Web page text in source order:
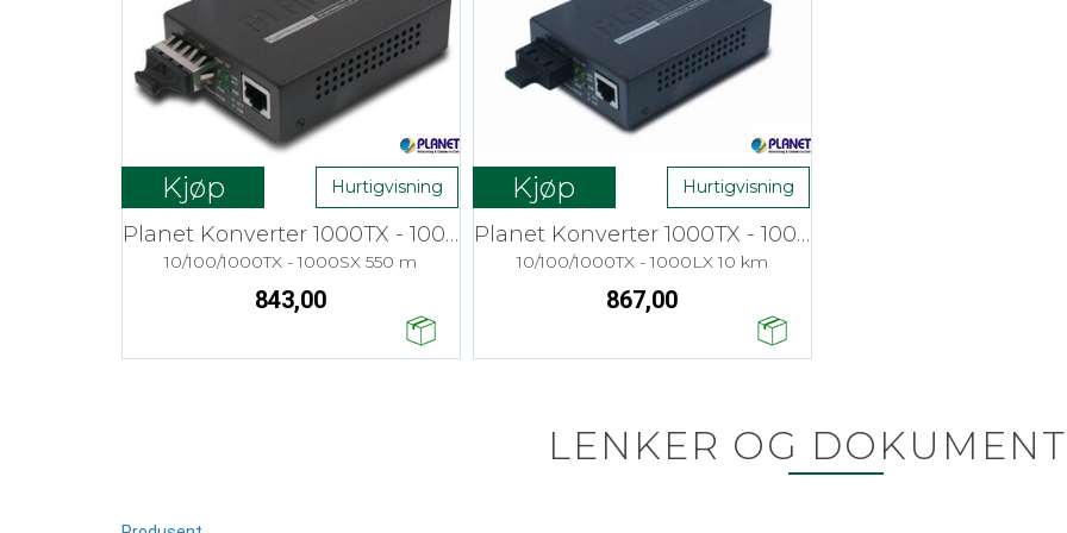
Kjøp Hurtigvisning
Planet Konverter 1000TX - 1000FX MM SC
10/100/1000TX - 1000SX 550 m
843,00
Kjøp Hurtigvisning
Planet Konverter 1000TX - 1000FX SM SC
10/100/1000TX - 1000LX 10 km
867,00
LENKER OG